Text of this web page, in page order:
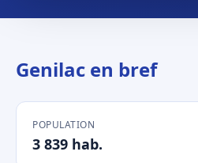
Genilac en bref
POPULATION
3 839 hab.